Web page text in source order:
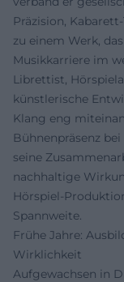
Präzision,
zu einem Werk,
Musikkarriere im
Librettist,
künstlerische
Klang eng
Bühnenpräsenz
seine
nachhaltige
Hörspiel-
Spannweite.
Frühe Jahre:
Wirklichkeit
Aufgewachsen in